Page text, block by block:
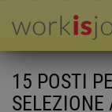
15 POSTI
SELEZIONE